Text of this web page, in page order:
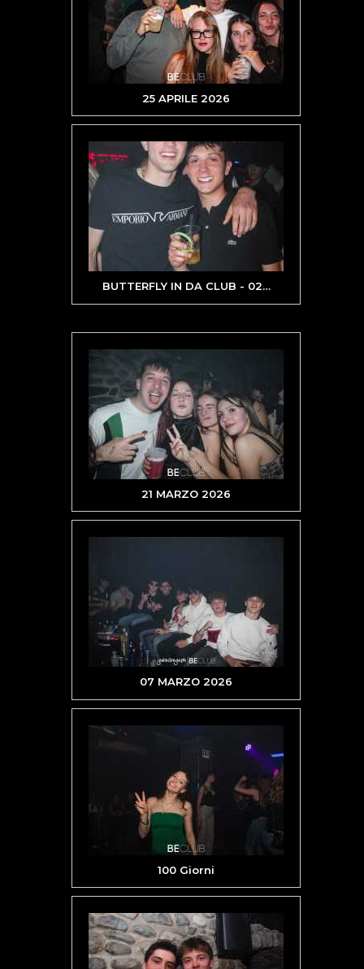
25 APRILE 2026
BUTTERFLY IN DA CLUB - 02…
21 MARZO 2026
07 MARZO 2026
100 Giorni